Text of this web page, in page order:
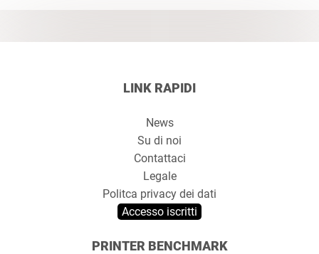
LINK RAPIDI
News
Su di noi
Contattaci
Legale
Politca privacy dei dati
Accesso iscritti
PRINTER BENCHMARK